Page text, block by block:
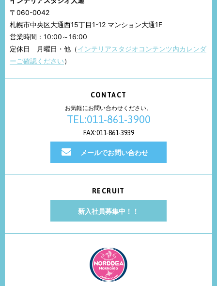
〒060-0042
札幌市中央区大通西15丁目1-12 マンション大通1F
営業時間：10:00～16:00
定休日 月曜日・他（インテリアスタジオコンテンツ内カレンダ
ーご確認ください）
CONTACT
お気軽にお問い合わせください。
TEL:011-861-3900
FAX:011-861-3939
メールでお問い合わせ
RECRUIT
新入社員募集中！！